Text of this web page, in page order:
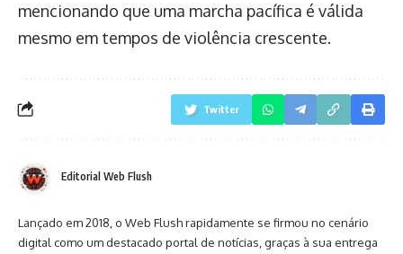
mencionando que uma marcha pacífica é válida
mesmo em tempos de violência crescente.
Twitter
Editorial Web Flush
Lançado em 2018, o Web Flush rapidamente se firmou no cenário
digital como um destacado portal de notícias, graças à sua entrega